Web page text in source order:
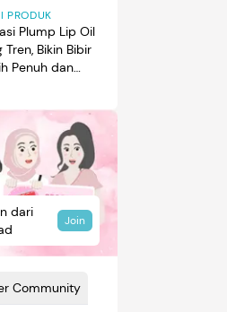
PRODUK
Plump Lip Oil
Bikin Bibir
Penuh dan
Community
dari
Join